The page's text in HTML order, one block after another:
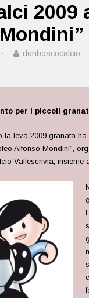
2009
donboscocalcio
per i piccoli
la leva 2009 granata
Alfonso Mondini”,
Vallescrivia, insieme